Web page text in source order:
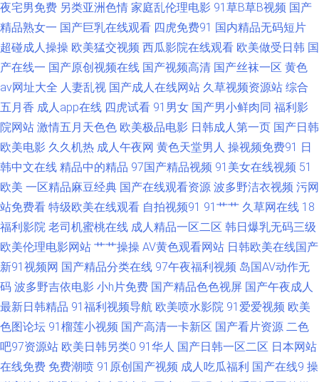
航 日韩韩日免费视频 91激情 91站能在线免费观看 影音先锋制服诱惑电影 国
产精品自产拍在线 综合九九 国内福利视频第7页 91福利淫导航 老熟女自慰
91蜜桃视频网站 久久日本亚洲 91导航福利在线21 久久精品人妻 91肥BB导
航在线 密桃传谋黄瓜视频 人人妻人人爽 91NCOM操 亚洲另类小说网 国产精
品九九极品 中文精品久久人妻 日韩操B视频 大香蕉玖 三级片网络 91色网 日
韩亚洲精品在线 wwwav天堂种子 探花免费观看 人妻精品免费 先锋资源天堂
av 久久嫩草精品久久网站 影音先锋AV亚洲资源 一本道成人AV 91色色高清国
草原 影音先锋中文字幕资源 91两性视频 91在观 大香蕉大香蕉蜜 国产这里只
有久久 乱乱无码 91青久久 92恋足 成人一级片 婷婷激情五月天小说 91传媒
夜宅男免费 另类亚洲色情 家庭乱伦理电影 91草B草B视频 国产
精品熟女一 国产巨乳在线观看 四虎免费91 国内精品无码短片
超碰成人操操 欧美猛交视频 西瓜影院在线观看 欧美做受日韩 国
产在线一 国产原创视频在线 国产视频高清 国产丝袜一区 黄色
av网址大全 人妻乱视 国产成人在线网站 久草视频资源站 综合
五月香 成人app在线 四虎试看 91男女 国产男小鲜肉同 福利影
院网站 激情五月天色色 欧美极品电影 日韩成人第一页 国产日韩
欧美电影 久久机热 成人午夜网 黄色天堂男人 操视频免费91 日
韩中文在线 精品中的精品 97国产精品视频 91美女在线视频 51
欧美 一区精品麻豆经典 国产在线观看资源 波多野洁衣视频 污网
站免费看 特级欧美在线观看 自拍视频91 91艹艹 久草网在线 18
福利影院 老司机蜜桃在线 成人精品一区二区 韩日爆乳无码三级
欧美伦理电影网站 艹艹操操 AV黄色观看网站 日韩欧美在线国产
新91视频网 国产精品分类在线 97午夜福利视频 岛国AV动作无
码 波多野吉依电影 小h片免费 国产精品色色视屏 国产午夜成人
最新日韩精品 91福利视频导航 欧美喷水影院 91爱爱视频 欧美
色图论坛 91榴莲小视频 国产高清一卡新区 国产看片资源 二色
吧97资源站 欧美日韩另类0 91华人 国产日韩一区二区 日本网站
在线免费 免费潮喷 91原创国产视频 成人吃瓜福利 国产在线9 操